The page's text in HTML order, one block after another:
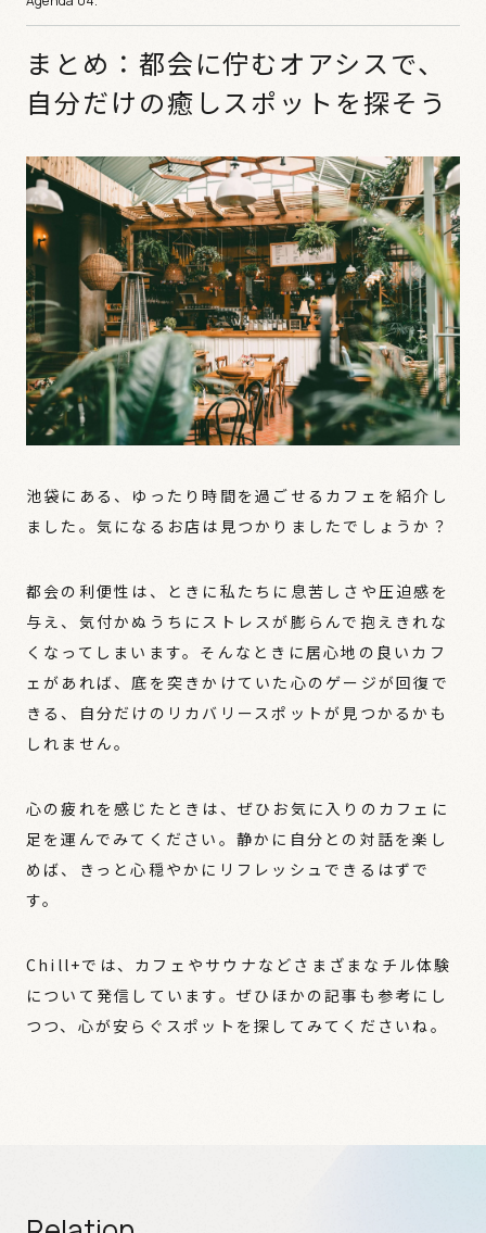
まとめ：都会に佇むオアシスで、
自分だけの癒しスポットを探そう
池袋にある、ゆったり時間を過ごせるカフェを紹介し
ました。気になるお店は見つかりましたでしょうか？
都会の利便性は、ときに私たちに息苦しさや圧迫感を
与え、気付かぬうちにストレスが膨らんで抱えきれな
くなってしまいます。そんなときに居心地の良いカフ
ェがあれば、底を突きかけていた心のゲージが回復で
きる、自分だけのリカバリースポットが見つかるかも
しれません。
心の疲れを感じたときは、ぜひお気に入りのカフェに
足を運んでみてください。静かに自分との対話を楽し
めば、きっと心穏やかにリフレッシュできるはずで
す。
Chill+では、カフェやサウナなどさまざまなチル体験
について発信しています。ぜひほかの記事も参考にし
つつ、心が安らぐスポットを探してみてくださいね。